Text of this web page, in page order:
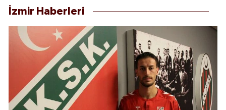
İzmir Haberleri